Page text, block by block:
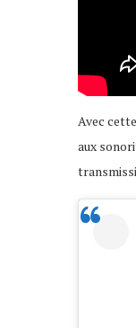
Avec
aux